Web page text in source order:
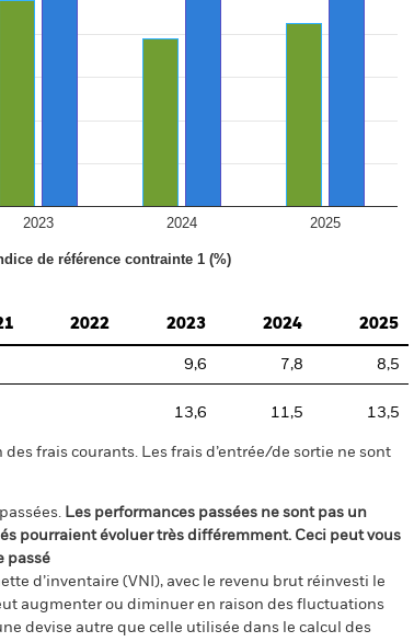
de référence contrainte 1 (%)
2023 2024 2025
2022 2023 2024 2025
9,6 7,8 8,5
13,6 11,5 13,5
frais courants. Les frais d’entrée/de sortie ne sont
Les performances passées ne sont pas un
pourraient évoluer très différemment. Ceci peut vous
passé
d’inventaire (VNI), avec le revenu brut réinvesti le
augmenter ou diminuer en raison des fluctuations
devise autre que celle utilisée dans le calcul des